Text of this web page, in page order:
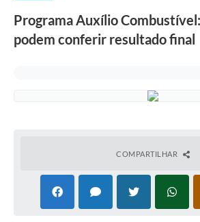
Programa Auxílio
podem conferir resultado final
COMPARTILHAR